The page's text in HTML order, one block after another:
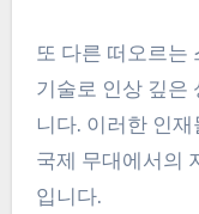
또 다른 떠오르는
기술로 인상 깊은
니다. 이러한 인
국제 무대에서의
입니다.